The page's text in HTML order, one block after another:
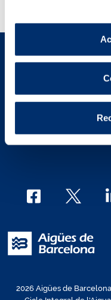
son indispensables
por tanto no se
Puedes consultar
Aviso Legal
2026 Aigües de